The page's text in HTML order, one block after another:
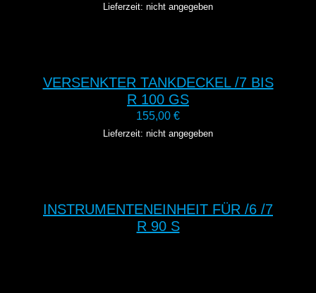
Lieferzeit: nicht angegeben
VERSENKTER TANKDECKEL /7 BIS
R 100 GS
155,00 €
Lieferzeit: nicht angegeben
INSTRUMENTENEINHEIT FÜR /6 /7
R 90 S